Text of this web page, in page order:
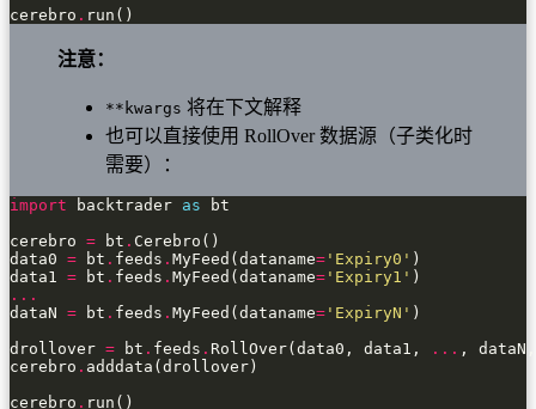
cerebro . run()
注意：
**kwargs 将在下文解释
也可以直接使用 RollOver 数据源（子类化时
需要）：
import backtrader as
cerebro = bt .
data0 = bt . feeds . MyFeed(dataname= 'Expiry0'
data1 = bt . feeds . MyFeed(dataname= 'Expiry1'
...
dataN = bt . feeds . MyFeed(dataname= 'ExpiryN'
drollover = bt . feeds . RollOver(data0, data1, ... , dataN,
cerebro .
cerebro . run()